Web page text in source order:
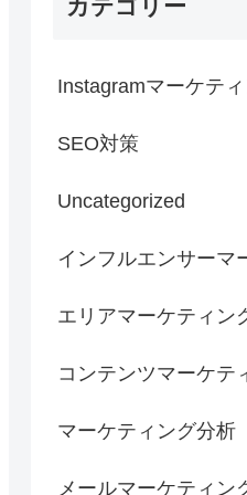
カテゴリー
Instagramマーケテ
SEO対策
Uncategorized
インフルエンサーマ
エリアマーケティン
コンテンツマーケテ
マーケティング分析
メールマーケティン